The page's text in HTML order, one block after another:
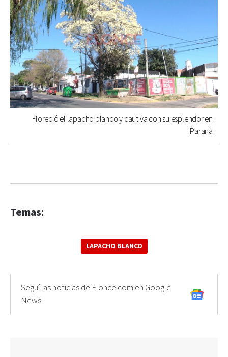
Floreció el lapacho blanco y cautiva con su esplendor en
Paraná
Temas:
LAPACHO BLANCO
Seguí las noticias de Elonce.com en Google
News